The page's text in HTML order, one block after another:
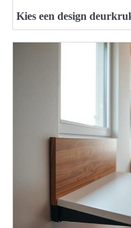
Kies een design